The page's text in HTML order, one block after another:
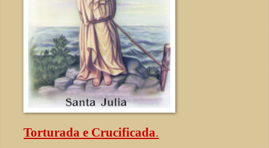
Torturada e Crucificada.